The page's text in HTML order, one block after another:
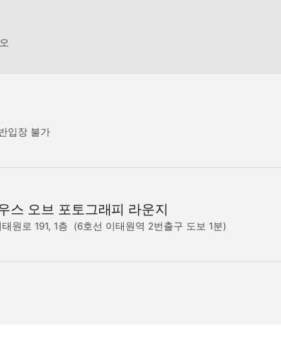
입장 불가
스 오브 포토그래피 라운지
원로 191, 1층 (6호선 이태원역 2번출구 도보 1분)